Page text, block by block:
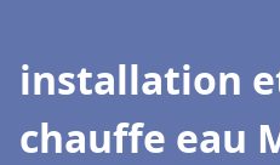
installation
chauffe eau